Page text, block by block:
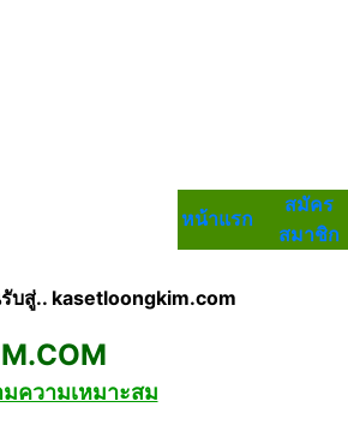
หน้าแรก
สมัคร
สมาชิก
บสู่.. kasetloongkim.com
ความเหมาะสม